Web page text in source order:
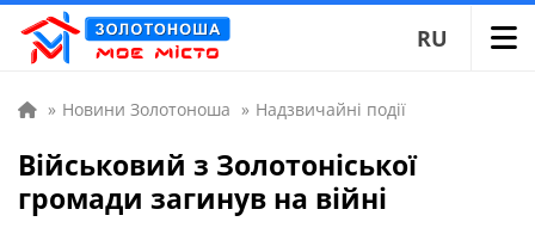
RU
» Новини Золотоноша » Надзвичайні події
Військовий з Золотоніської
громади загинув на війні